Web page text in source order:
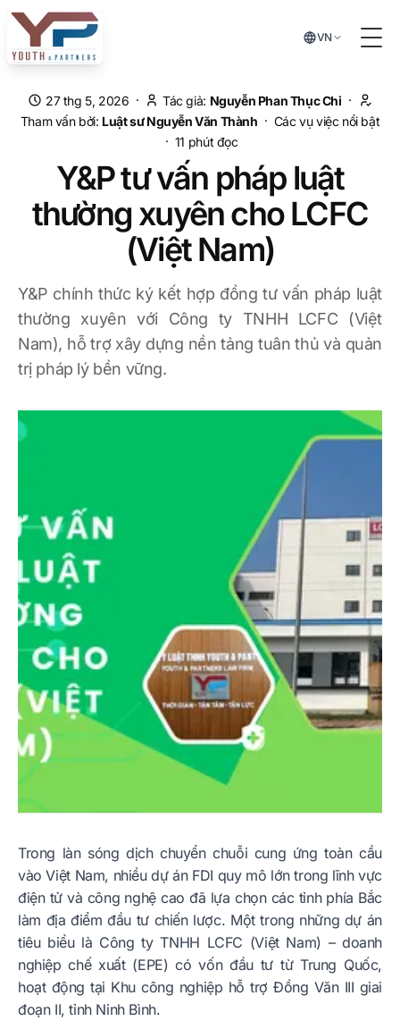
Chuyển đến nội dung chính
VN
27 thg 5, 2026 · Tác giả: Nguyễn Phan Thục Chi ·
Tham vấn bởi: Luật sư Nguyễn Văn Thành · Các vụ việc nổi bật
· 11 phút đọc
Y&P tư vấn pháp luật
thường xuyên cho LCFC
(Việt Nam)
Y&P chính thức ký kết hợp đồng tư vấn pháp luật
thường xuyên với Công ty TNHH LCFC (Việt
Nam), hỗ trợ xây dựng nền tảng tuân thủ và quản
trị pháp lý bền vững.
Trong làn sóng dịch chuyển chuỗi cung ứng toàn cầu
vào Việt Nam, nhiều dự án FDI quy mô lớn trong lĩnh vực
điện tử và công nghệ cao đã lựa chọn các tỉnh phía Bắc
làm địa điểm đầu tư chiến lược. Một trong những dự án
tiêu biểu là Công ty TNHH LCFC (Việt Nam) – doanh
nghiệp chế xuất (EPE) có vốn đầu tư từ Trung Quốc,
hoạt động tại Khu công nghiệp hỗ trợ Đồng Văn III giai
đoạn II, tỉnh Ninh Bình.